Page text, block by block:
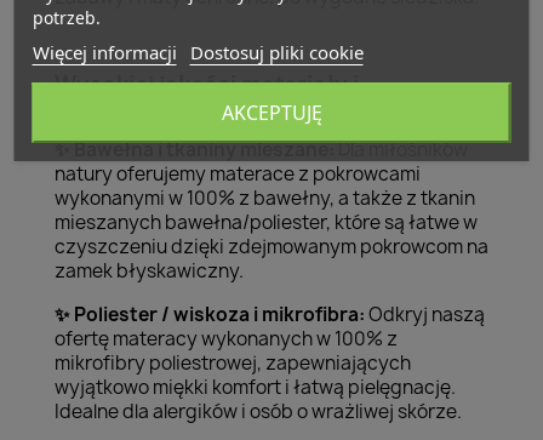
Wysokiej jakości materiały i
✨Bawełna i tkaniny mieszane:Dla miłośników
natury oferujemy materace z pokrowcami
wykonanymi w 100% z bawełny, a także z tkanin
mieszanych bawełna/poliester, które są łatwe w
czyszczeniu dzięki zdejmowanym pokrowcom na
zamek błyskawiczny.
✨ Poliester / wiskoza i mikrofibra:Odkryj naszą
ofertę materacy wykonanych w 100% z
mikrofibry poliestrowej, zapewniających
wyjątkowo miękki komfort i łatwą pielęgnację.
Idealne dla alergików i osób o wrażliwej skórze.
potrzeb.
Więcej informacji Dostosuj pliki cookie
AKCEPTUJĘ